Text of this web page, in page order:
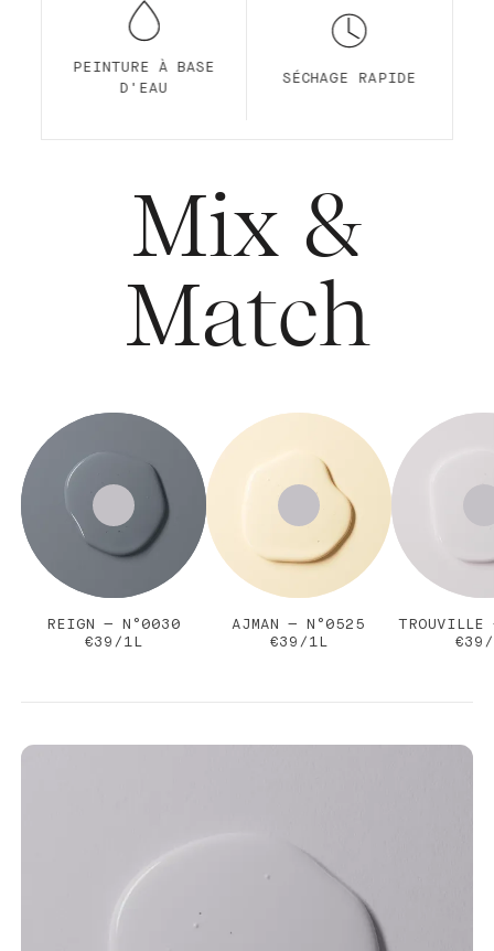
PEINTURE À BASE
D'EAU
SÉCHAGE RAPIDE
Mix &
Match
REIGN — N°0030
€39/1L
AJMAN — N°0525
€39/1L